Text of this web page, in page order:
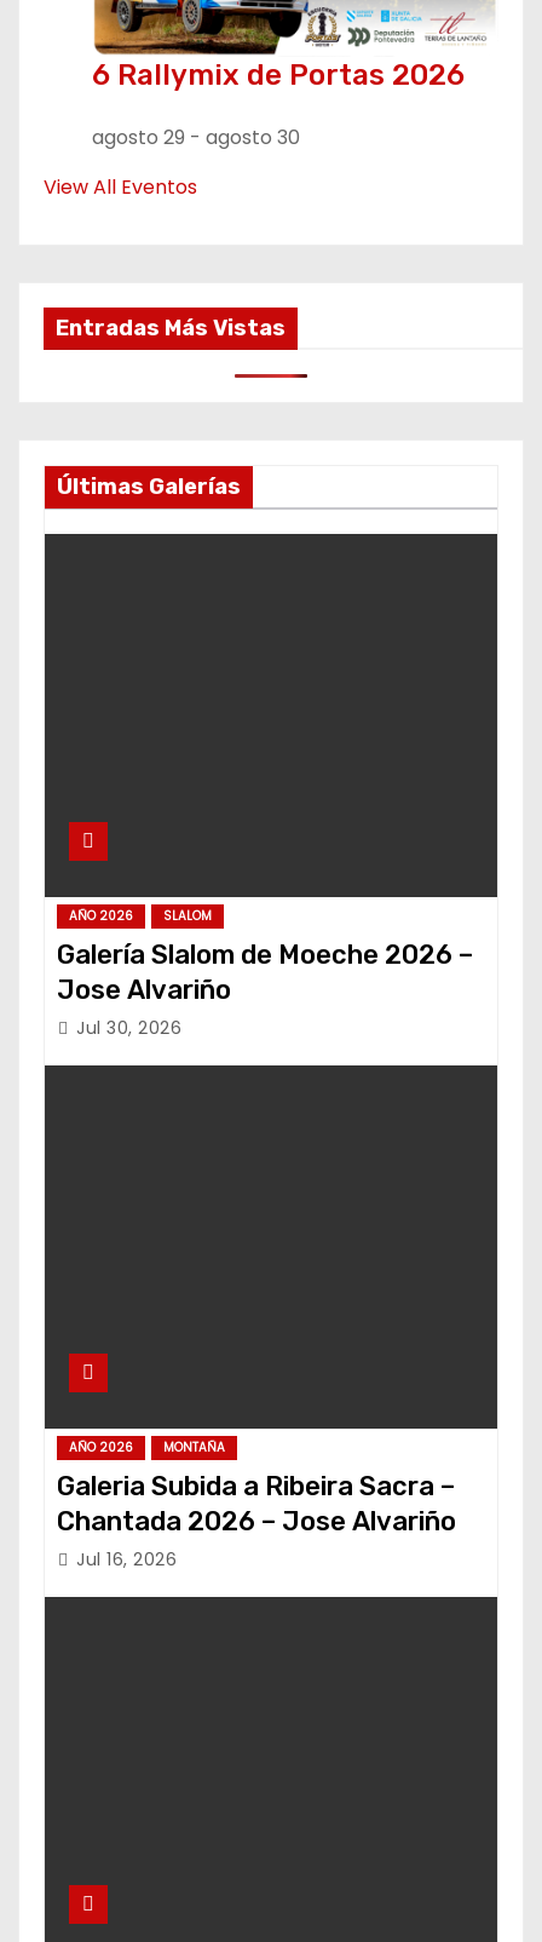
6 Rallymix de Portas 2026
agosto 29 - agosto 30
View All Eventos
Entradas Más Vistas
Últimas Galerías
AÑO 2026 SLALOM
Galería Slalom de Moeche 2026 –
Jose Alvariño
Jul 30, 2026
AÑO 2026 MONTAÑA
Galeria Subida a Ribeira Sacra –
Chantada 2026 – Jose Alvariño
Jul 16, 2026